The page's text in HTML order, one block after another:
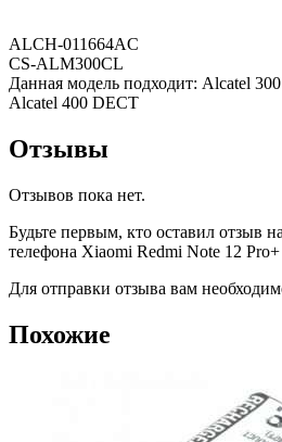
ALCH-011664AC
CS-ALM300CL
Данная модель подходит: Alcatel
Alcatel 400 DECT
Отзывы
Отзывов пока нет.
Будьте первым, кто оставил отзыв
телефона Xiaomi Redmi Note 12
Для отправки отзыва вам
Похожие